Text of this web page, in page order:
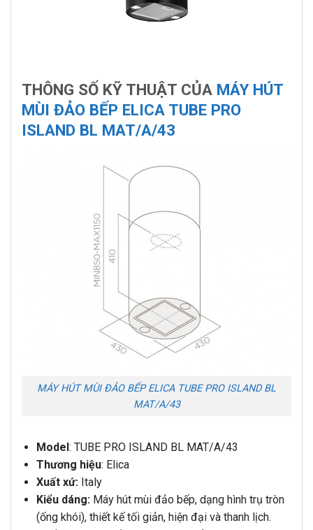
THÔNG SỐ KỸ THUẬT CỦA MÁY HÚT
MÙI ĐẢO BẾP ELICA TUBE PRO
ISLAND BL MAT/A/43
MÁY HÚT MÙI ĐẢO BẾP ELICA TUBE PRO ISLAND BL
MAT/A/43
Model : TUBE PRO ISLAND BL MAT/A/43
Thương hiệu: Elica
Xuất xứ:Italy
Kiểu dáng:Máy hút mùi đảo bếp, dạng hình trụ tròn
(ống khói), thiết kế tối giản, hiện đại và thanh lịch.